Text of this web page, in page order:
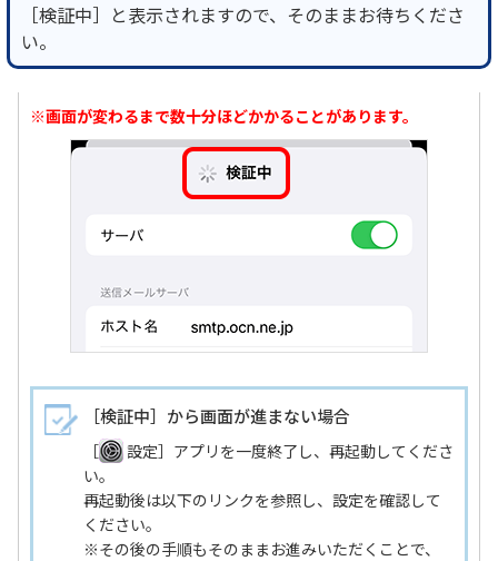
［検証中］と表示されますので、そのままお待ちくださ
い。
※画面が変わるまで数十分ほどかかることがあります。
［検証中］から画面が進まない場合
［
設定］アプリを一度終了し、再起動してくださ
い。
再起動後は以下のリンクを参照し、設定を確認して
ください。
※その後の手順もそのままお進みいただくことで、